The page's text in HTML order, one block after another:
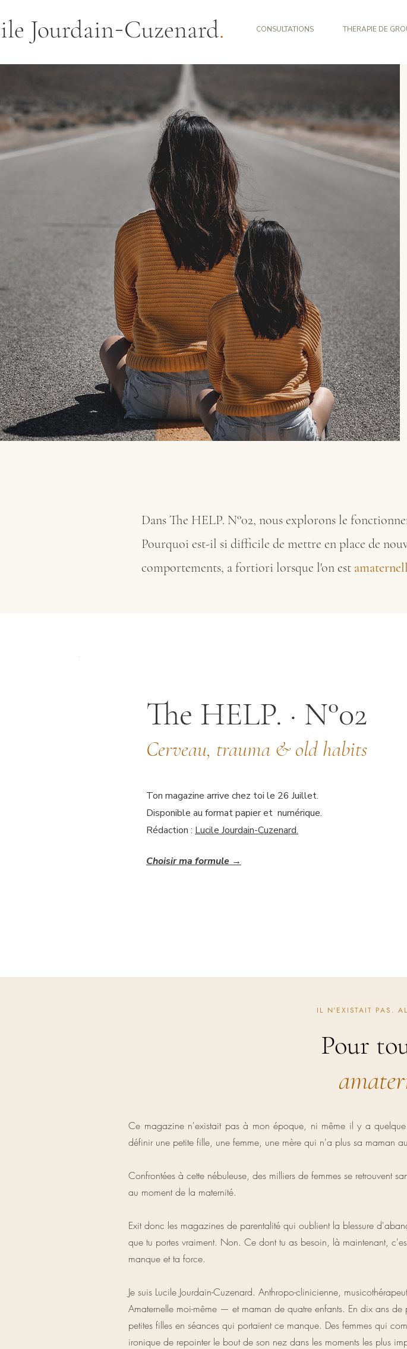
Jourdain-Cuzenard. CONSULTATIONS THERAPIE DE
Dans The HELP. N°02, nous explorons le
Pourquoi est-il si difficile de mettre en place de
comportements, a fortiori lorsque l'on est
The HELP. · N°02
Cerveau, trauma & old habits
Ton magazine arrive chez toi le 26 Juillet.
Disponible au format papier et numérique.
Rédaction : Lucile Jourdain-Cuzenard.
Choisir ma formule →
IL N'EXISTAIT PAS.
Pour
Ce magazine n'existait pas à mon époque, ni même il y a
définir une petite fille, une femme, une mère qui n'a plus sa maman
Confrontées à cette nébuleuse, des milliers de femmes se retrouvent
au moment de la maternité.
Exit donc les magazines de parentalité qui oublient la blessure
que tu portes vraiment. Non. Ce dont tu as besoin, là maintenant,
manque et ta force.
Je suis Lucile Jourdain-Cuzenard. Anthropo-clinicienne,
Amaternelle moi-même — et maman de quatre enfants. En dix ans
petites filles en séances qui portaient ce manque. Des femmes qui
ironique de repointer le bout de son nez dans les moments les plus